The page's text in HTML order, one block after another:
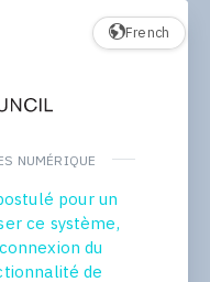
French
NUMÉRIQUE
pour un
ce système,
du
de